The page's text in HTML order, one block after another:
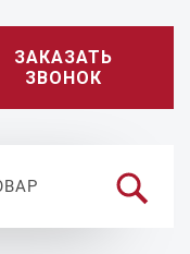
ЗАКАЗАТЬ
ЗВОНОК